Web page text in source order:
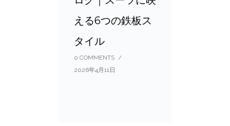
える6つの鉄板ス
タイル
0 COMMENTS /
2026年4月11日